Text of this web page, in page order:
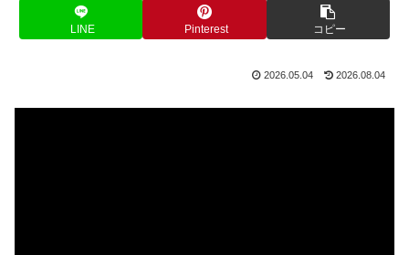
LINE Pinterest コピー
2026.05.04 2026.08.04